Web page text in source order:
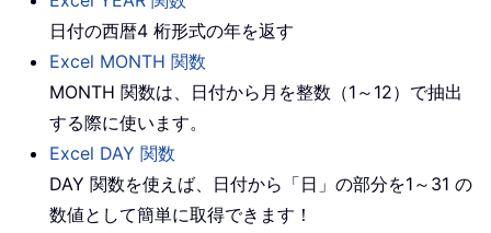
日付の西暦4 桁形式の年を返す
Excel MONTH 関数
MONTH 関数は、日付から月を整数（1～12）で抽出
する際に使います。
Excel DAY 関数
DAY 関数を使えば、日付から「日」の部分を1～31 の
数値として簡単に取得できます！